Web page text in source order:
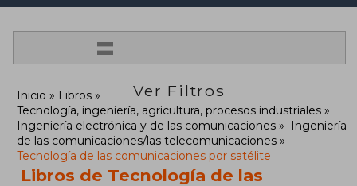
=
Ver Filtros
Inicio
Libros
Tecnología, ingeniería, agricultura, procesos industriales
Ingeniería electrónica y de las comunicaciones
Ingeniería
de las comunicaciones/las telecomunicaciones
Tecnología de las comunicaciones por satélite
Libros de Tecnología de las